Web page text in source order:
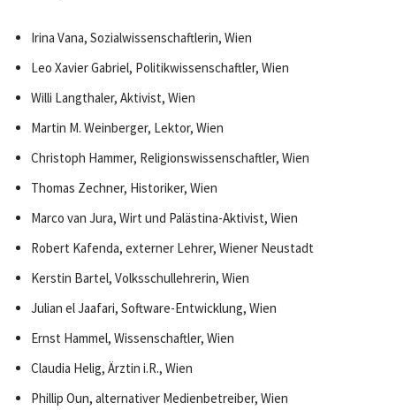
Irina Vana, Sozialwissenschaftlerin, Wien
Leo Xavier Gabriel, Politikwissenschaftler, Wien
Willi Langthaler, Aktivist, Wien
Martin M. Weinberger, Lektor, Wien
Christoph Hammer, Religionswissenschaftler, Wien
Thomas Zechner, Historiker, Wien
Marco van Jura, Wirt und Palästina-Aktivist, Wien
Robert Kafenda, externer Lehrer, Wiener Neustadt
Kerstin Bartel, Volksschullehrerin, Wien
Julian el Jaafari, Software-Entwicklung, Wien
Ernst Hammel, Wissenschaftler, Wien
Claudia Helig, Ärztin i.R., Wien
Phillip Oun, alternativer Medienbetreiber, Wien